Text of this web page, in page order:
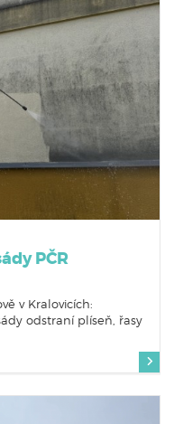
PČR
v Kralovicích:
odstraní plíseň, řasy